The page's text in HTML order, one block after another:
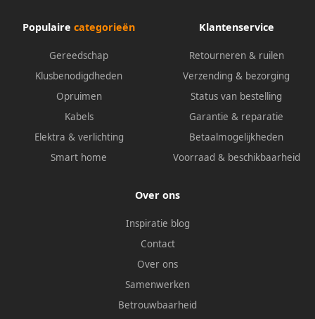
Populaire categorieën
Gereedschap
Klusbenodigdheden
Opruimen
Kabels
Elektra & verlichting
Smart home
Klantenservice
Retourneren & ruilen
Verzending & bezorging
Status van bestelling
Garantie & reparatie
Betaalmogelijkheden
Voorraad & beschikbaarheid
Over ons
Inspiratie blog
Contact
Over ons
Samenwerken
Betrouwbaarheid